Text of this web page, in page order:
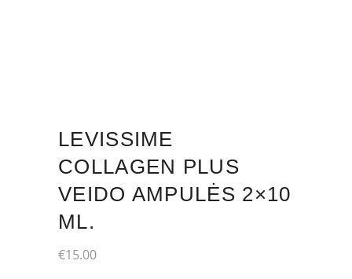
LEVISSIME
COLLAGEN PLUS
VEIDO AMPULĖS 2×10
ML.
€15.00